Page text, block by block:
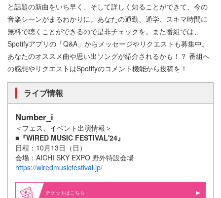
と話題の新曲をいち早く、そして詳しく知ることができて、今の
音楽シーンがまるわかりに。あなたの通勤、通学、スキマ時間に
無料で聴くことができるので是非チェックを。また番組では、
Spotifyアプリの「Q&A」からメッセージやリクエストも募集中。
あなたのオススメ曲や思い出ソングが紹介されるかも！？ 番組へ
の感想やリクエストはSpotifyのコメント機能から投稿を！
ライブ情報
Number_i
＜フェス、イベント出演情報＞
■『WIRED MUSIC FESTIVAL'24』
日程：10月13日（日）
会場：AICHI SKY EXPO 野外特設会場
https://wiredmusicfestival.jp/
はこちら